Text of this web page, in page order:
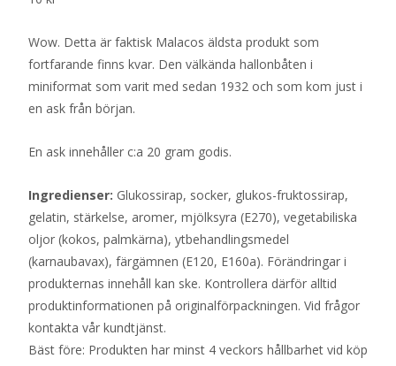
Wow. Detta är faktisk Malacos äldsta produkt som
fortfarande finns kvar. Den välkända hallonbåten i
miniformat som varit med sedan 1932 och som kom just i
en ask från början.
En ask innehåller c:a 20 gram godis.
Ingredienser: Glukossirap, socker, glukos-fruktossirap,
gelatin, stärkelse, aromer, mjölksyra (E270), vegetabiliska
oljor (kokos, palmkärna), ytbehandlingsmedel
(karnaubavax), färgämnen (E120, E160a). Förändringar i
produkternas innehåll kan ske. Kontrollera därför alltid
produktinformationen på originalförpackningen. Vid frågor
kontakta vår kundtjänst.
Bäst före: Produkten har minst 4 veckors hållbarhet vid köp